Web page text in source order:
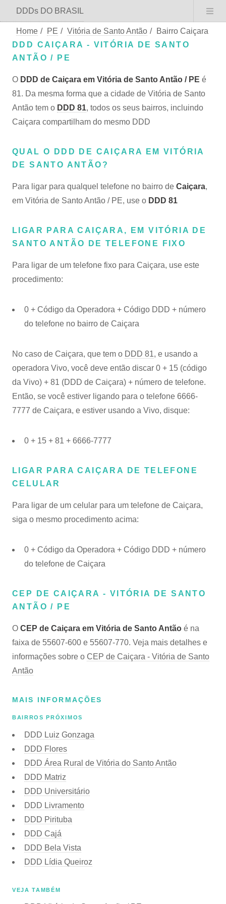
DDDs DO BRASIL
Home / PE / Vitória de Santo Antão /
Bairro Caiçara
DDD CAIÇARA - VITÓRIA DE SANTO
ANTÃO / PE
O DDD de Caiçara em Vitória de Santo Antão / PE é
81. Da mesma forma que a cidade de Vitória de Santo
Antão tem o DDD 81, todos os seus bairros, incluindo
Caiçara compartilham do mesmo DDD
QUAL O DDD DE CAIÇARA EM VITÓRIA
DE SANTO ANTÃO?
Para ligar para qualquel telefone no bairro de Caiçara,
em Vitória de Santo Antão / PE, use o DDD 81
LIGAR PARA CAIÇARA, EM VITÓRIA DE
SANTO ANTÃO DE TELEFONE FIXO
Para ligar de um telefone fixo para Caiçara, use este
procedimento:
0 + Código da Operadora + Código DDD + número
do telefone no bairro de Caiçara
No caso de Caiçara, que tem o DDD 81, e usando a
operadora Vivo, você deve então discar 0 + 15 (código
da Vivo) + 81 (DDD de Caiçara) + número de telefone.
Então, se você estiver ligando para o telefone 6666-
7777 de Caiçara, e estiver usando a Vivo, disque:
0 + 15 + 81 + 6666-7777
LIGAR PARA CAIÇARA DE TELEFONE
CELULAR
Para ligar de um celular para um telefone de Caiçara,
siga o mesmo procedimento acima:
0 + Código da Operadora + Código DDD + número
do telefone de Caiçara
CEP DE CAIÇARA - VITÓRIA DE SANTO
ANTÃO / PE
O CEP de Caiçara em Vitória de Santo Antão é na
faixa de 55607-600 e 55607-770. Veja mais detalhes e
informações sobre o CEP de Caiçara - Vitória de Santo
Antão
MAIS INFORMAÇÕES
BAIRROS PRÓXIMOS
DDD Luiz Gonzaga
DDD Flores
DDD Área Rural de Vitória do Santo Antão
DDD Matriz
DDD Universitário
DDD Livramento
DDD Pirituba
DDD Cajá
DDD Bela Vista
DDD Lídia Queiroz
VEJA TAMBÉM